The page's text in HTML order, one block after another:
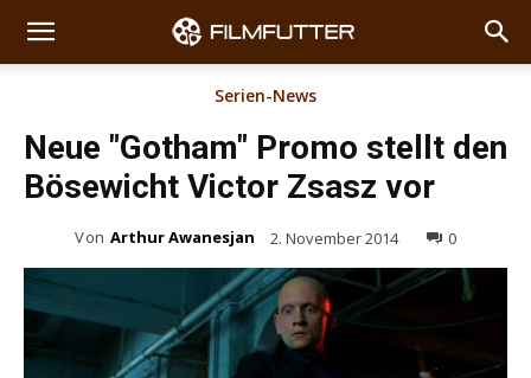
Serien-News
Neue "Gotham" Promo stellt den
Bösewicht Victor Zsasz vor
Von Arthur Awanesjan 2. November 2014 0